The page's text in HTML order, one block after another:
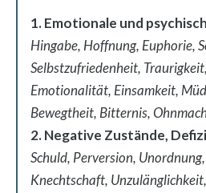
1. Emotionale und
Hingabe, Hoffnung, Euphorie,
Selbstzufriedenheit,
Emotionalität, Einsamkeit,
Bewegtheit, Bitternis,
2. Negative Zustände,
Schuld, Perversion,
Knechtschaft,